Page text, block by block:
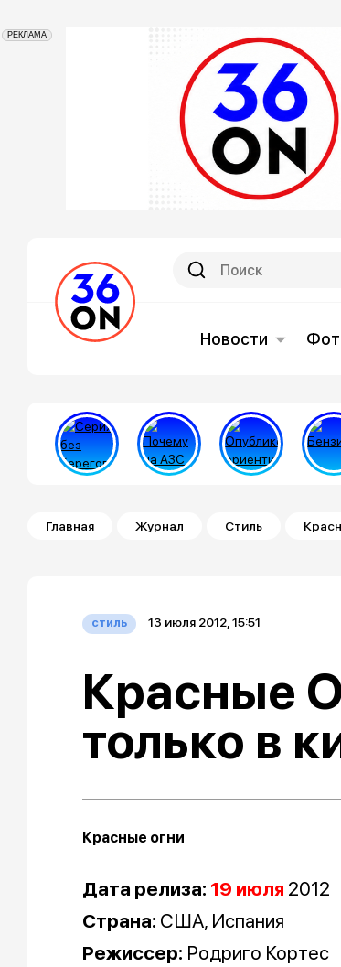
РЕКЛАМА
Новости
Строка навигации
Главная Журнал Стиль
стиль 13 июля 2012, 15:51
Красные
только в
Красные огни
Дата релиза: 19 июля 2012
Страна: США, Испания
Режиссер: Родриго Кортес